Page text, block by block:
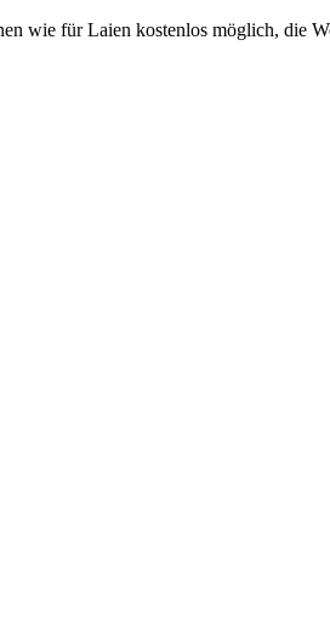
wie für Laien kostenlos möglich, die